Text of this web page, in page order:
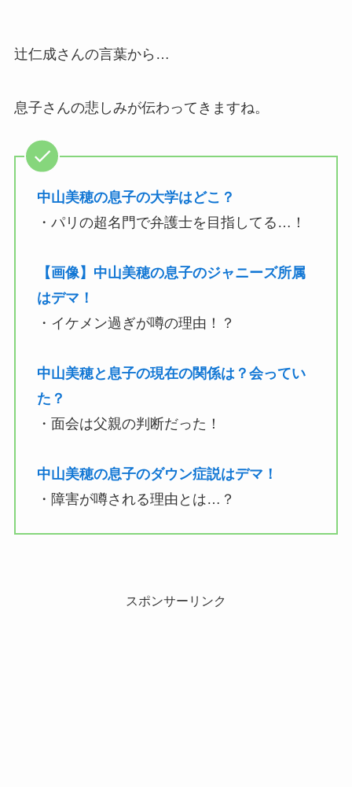
辻仁成さんの言葉から…
息子さんの悲しみが伝わってきますね。
中山美穂の息子の大学はどこ？
・パリの超名門で弁護士を目指してる…！
【画像】中山美穂の息子のジャニーズ所属
はデマ！
・イケメン過ぎが噂の理由！？
中山美穂と息子の現在の関係は？会ってい
た？
・面会は父親の判断だった！
中山美穂の息子のダウン症説はデマ！
・障害が噂される理由とは…？
スポンサーリンク